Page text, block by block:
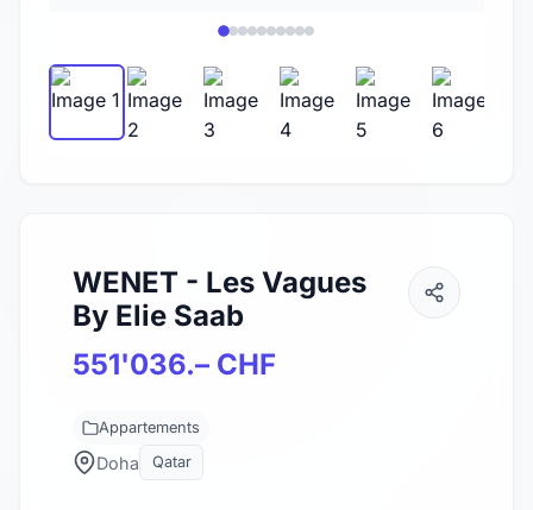
WENET - Les Vagues
By Elie Saab
551'036.– CHF
Appartements
Doha Qatar